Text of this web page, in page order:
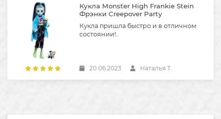
Кукла Monster High Frankie Stein
Фрэнки Creepover Party
Кукла пришла быстро и в отличном
состоянии!..
20.06.2023 Наталья Т.